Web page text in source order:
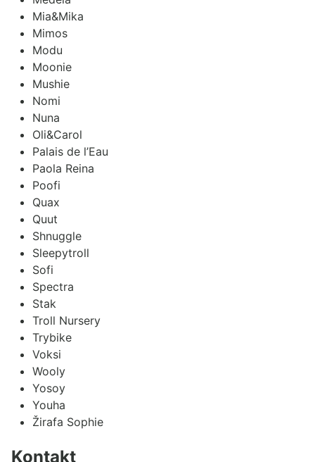
Mia&Mika
Mimos
Modu
Moonie
Mushie
Nomi
Nuna
Oli&Carol
Palais de l’Eau
Paola Reina
Poofi
Quax
Quut
Shnuggle
Sleepytroll
Sofi
Spectra
Stak
Troll Nursery
Trybike
Voksi
Wooly
Yosoy
Youha
Žirafa Sophie
Kontakt